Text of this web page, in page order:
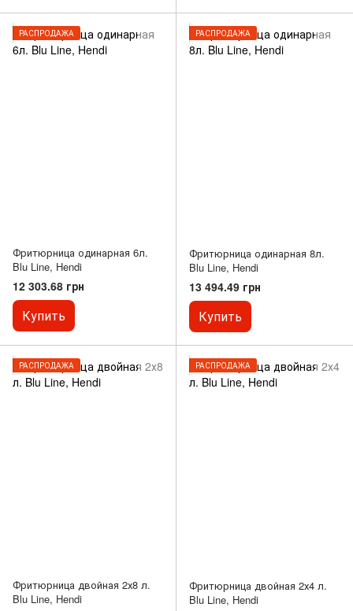
РАСПРОДАЖА
Фритюрница одинарная 6л.
Blu Line, Hendi
12 303.68 грн
Купить
РАСПРОДАЖА
Фритюрница одинарная 8л.
Blu Line, Hendi
13 494.49 грн
Купить
РАСПРОДАЖА
Фритюрница двойная 2х8 л.
Blu Line, Hendi
РАСПРОДАЖА
Фритюрница двойная 2х4 л.
Blu Line, Hendi